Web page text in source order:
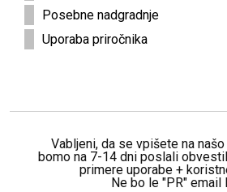
Posebne nadgradnje
Uporaba priročnika
Vabljeni, da se vpišete na
bomo na 7-14 dni poslali
primere uporabe +
Ne bo le "PR" email